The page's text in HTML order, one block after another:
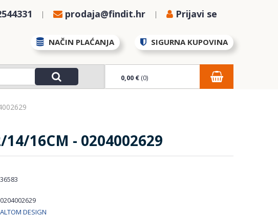
prodaja@findit.hr Prijavi se
NAČIN PLAĆANJA SIGURNA KUPOVINA
0,00 €(0)
14/16CM - 0204002629
36583
0204002629
ALTOM DESIGN